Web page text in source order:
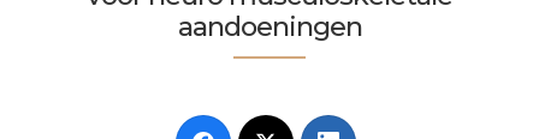
aandoeningen